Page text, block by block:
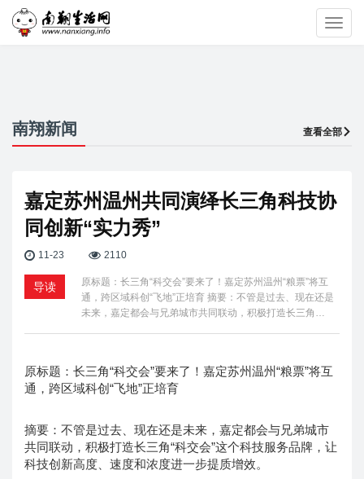
南翔新闻 查看全部
嘉定苏州温州共同演绎长三角科技协
同创新“实力秀”
11-23 2110
导读
原标题：长三角“科交会”要来了！嘉定苏州温州“粮票”将互
通，跨区域科创“飞地”正培育 摘要：不管是过去、现在还是
未来，嘉定都会与兄弟城市共同联动，积极打造长三角…
原标题：长三角“科交会”要来了！嘉定苏州温州“粮票”将互
通，跨区域科创“飞地”正培育
摘要：不管是过去、现在还是未来，嘉定都会与兄弟城市
共同联动，积极打造长三角“科交会”这个科技服务品牌，让
科技创新高度、速度和浓度进一步提质增效。